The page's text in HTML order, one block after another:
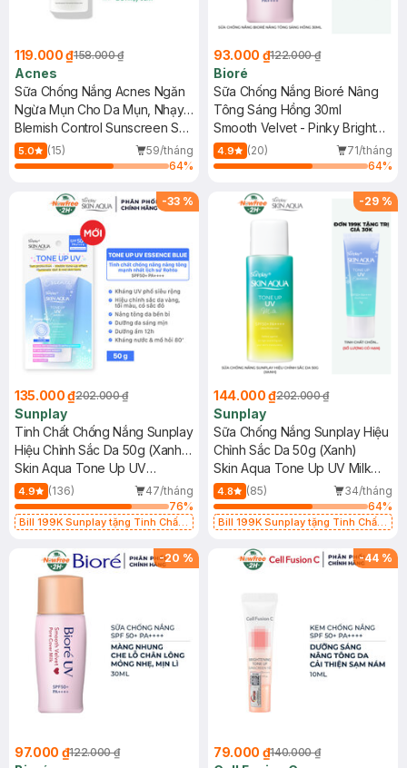
119.000 ₫158.000 ₫
Acnes
Sữa Chống Nắng Acnes Ngăn
Ngừa Mụn Cho Da Mụn, Nhạy
Cảm 50g
Blemish Control Sunscreen SPF
50+ PA++++
5.0 (15)
59/tháng
64%
93.000 ₫122.000 ₫
Bioré
Sữa Chống Nắng Bioré Nâng
Tông Sáng Hồng 30ml
Smooth Velvet - Pinky Bright
Milk SPF 50+ PA++++
4.9 (20)
71/tháng
64%
-33 %
135.000 ₫202.000 ₫
Sunplay
Tinh Chất Chống Nắng Sunplay
Hiệu Chỉnh Sắc Da 50g (Xanh
Dương)
Skin Aqua Tone Up UV
Essence Blue SPF50+ PA++++
4.9 (136)
47/tháng
76%
Bill 199K Sunplay tặng Tinh Chất
-29 %
144.000 ₫202.000 ₫
Sunplay
Sữa Chống Nắng Sunplay Hiệu
Chỉnh Sắc Da 50g (Xanh)
Skin Aqua Tone Up UV Milk
Mint Green SPF50+ PA++++
4.8 (85)
34/tháng
64%
Bill 199K Sunplay tặng Tinh Chất
-20 %
97.000 ₫122.000 ₫
-44 %
79.000 ₫140.000 ₫